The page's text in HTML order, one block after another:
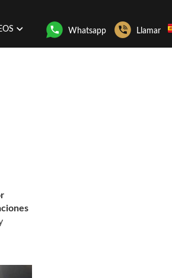
Whatsapp Llamar